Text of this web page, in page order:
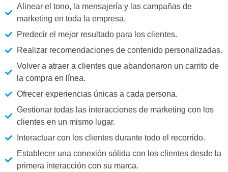
Alinear el tono, la mensajería y las campañas de
marketing en toda la empresa.
Predecir el mejor resultado para los clientes.
Realizar recomendaciones de contenido personalizadas.
Volver a atraer a clientes que abandonaron un carrito de
la compra en línea.
Ofrecer experiencias únicas a cada persona.
Gestionar todas las interacciones de marketing con los
clientes en un mismo lugar.
Interactuar con los clientes durante todo el recorrido.
Establecer una conexión sólida con los clientes desde la
primera interacción con su marca.